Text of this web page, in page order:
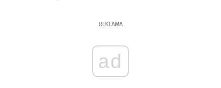
REKLAMA
ad